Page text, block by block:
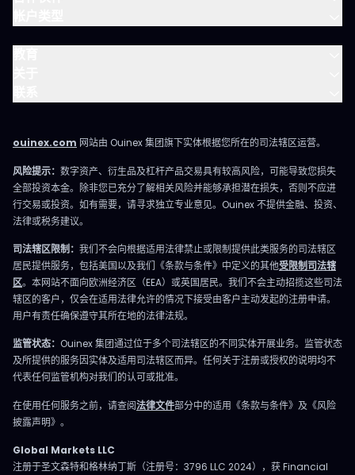
ouinex.com 网站由 Ouinex 集团旗下实体根据您所在的司法辖区运营。
风险提示： 数字资产、衍生品及杠杆产品交易具有较高风险，可能导致您损失
全部投资本金。除非您已充分了解相关风险并能够承担潜在损失，否则不应进
行交易或投资。如有需要，请寻求独立专业意见。Ouinex 不提供金融、投资、
法律或税务建议。
司法辖区限制： 我们不会向根据适用法律禁止或限制提供此类服务的司法辖区
居民提供服务，包括美国以及我们《条款与条件》中定义的其他受限制司法辖
区。本网站不面向欧洲经济区（EEA）或英国居民。我们不会主动招揽这些司法
辖区的客户，仅会在适用法律允许的情况下接受由客户主动发起的注册申请。
用户有责任确保遵守其所在地的法律法规。
监管状态： Ouinex 集团通过位于多个司法辖区的不同实体开展业务。监管状态
及所提供的服务因实体及适用司法辖区而异。任何关于注册或授权的说明均不
代表任何监管机构对我们的认可或批准。
在使用任何服务之前，请查阅法律文件部分中的适用《条款与条件》及《风险
披露声明》。
Global Markets LLC
注册于圣文森特和格林纳丁斯（注册号：3796 LLC 2024），获 Financial